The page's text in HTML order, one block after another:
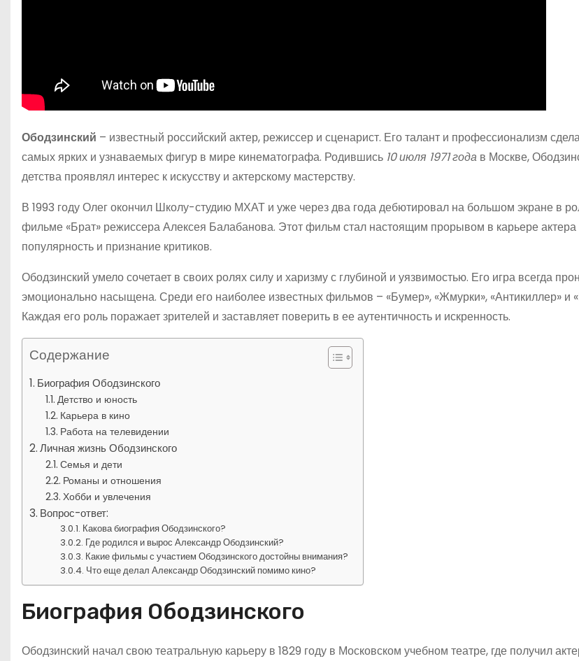
Ободзинский – известный российский актер, режиссер и сценарист. Его талант и профессионализм
самых ярких и узнаваемых фигур в мире кинематографа. Родившись 10 июля 1971 года в Москве,
детства проявлял интерес к искусству и актерскому мастерству.
В 1993 году Олег окончил Школу-студию МХАТ и уже через два года дебютировал на большом экране в
фильме «Брат» режиссера Алексея Балабанова. Этот фильм стал настоящим прорывом в карьере актера
популярность и признание критиков.
Ободзинский умело сочетает в своих ролях силу и харизму с глубиной и уязвимостью. Его игра всегда
эмоционально насыщена. Среди его наиболее известных фильмов – «Бумер», «Жмурки», «Антикиллер» и
Каждая его роль поражает зрителей и заставляет поверить в ее аутентичность и искренность.
Содержание
Биография Ободзинского
Детство и юность
Карьера в кино
Работа на телевидении
Личная жизнь Ободзинского
Семья и дети
Романы и отношения
Хобби и увлечения
Вопрос-ответ:
Какова биография Ободзинского?
Где родился и вырос Александр Ободзинский?
Какие фильмы с участием Ободзинского достойны внимания?
Что еще делал Александр Ободзинский помимо кино?
Биография Ободзинского
Ободзинский начал свою театральную карьеру в 1829 году в Московском учебном театре, где получил